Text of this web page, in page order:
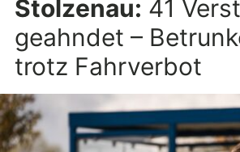
Stolzenau: 41
geahndet –
trotz Fahrverbot